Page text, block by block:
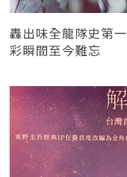
轟出味全龍隊史第
彩瞬間至今難忘